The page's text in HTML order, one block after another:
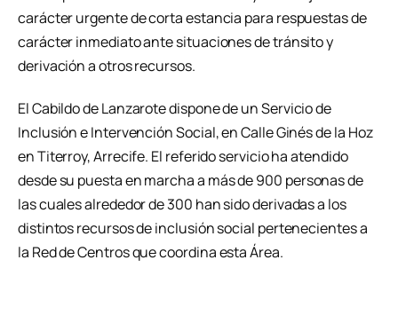
carácter urgente de corta estancia para respuestas de
carácter inmediato ante situaciones de tránsito y
derivación a otros recursos.
El Cabildo de Lanzarote dispone de un Servicio de
Inclusión e Intervención Social, en Calle Ginés de la Hoz
en Titerroy, Arrecife. El referido servicio ha atendido
desde su puesta en marcha a más de 900 personas de
las cuales alrededor de 300 han sido derivadas a los
distintos recursos de inclusión social pertenecientes a
la Red de Centros que coordina esta Área.